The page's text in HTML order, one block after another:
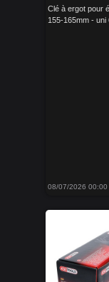
Clé à ergot pour
155-165mm - uni
08/07/2026 00:00